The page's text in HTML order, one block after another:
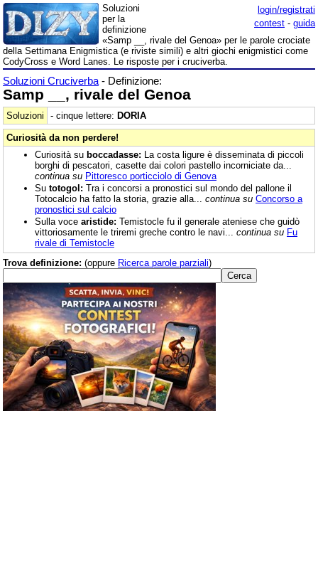
login/registrati
contest - guida
Soluzioni
per la
definizione
«Samp __, rivale del Genoa» per le parole crociate
della Settimana Enigmistica (e riviste simili) e altri giochi enigmistici come
CodyCross e Word Lanes. Le risposte per i cruciverba.
Soluzioni Cruciverba - Definizione:
Samp __, rivale del Genoa
Soluzioni - cinque lettere: DORIA
Curiosità da non perdere!
Curiosità su boccadasse: La costa ligure è disseminata di piccoli
borghi di pescatori, casette dai colori pastello incorniciate da...
continua su Pittoresco porticciolo di Genova
Su totogol: Tra i concorsi a pronostici sul mondo del pallone il
Totocalcio ha fatto la storia, grazie alla... continua su Concorso a
pronostici sul calcio
Sulla voce aristide: Temistocle fu il generale ateniese che guidò
vittoriosamente le triremi greche contro le navi... continua su Fu
rivale di Temistocle
Trova definizione: (oppure Ricerca parole parziali)